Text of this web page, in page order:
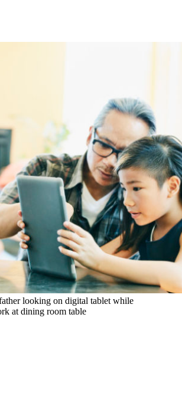
looking on digital tablet while
at dining room table